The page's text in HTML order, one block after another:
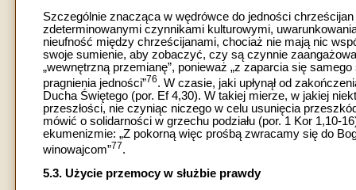
Szczególnie znacząca w wędrówce do jedności
zdeterminowanymi czynnikami kulturowymi,
nieufność między chrześcijanami, chociaż nie mają nic
swoje sumienie, aby zobaczyć, czy są czynnie
„wewnętrzną przemianę”, ponieważ „z zaparcia się
pragnienia jedności”76. W czasie, jaki upłynął od
Ducha Świętego (por. Ef 4,30). W takiej mierze, w jakiej
przeszłości, nie czyniąc niczego w celu usunięcia
mówić o solidarności w grzechu podziału (por. 1 Kor 1,10-
ekumenizmie: „Z pokorną więc prośbą zwracamy się do
winowajcom”77.
5.3. Użycie przemocy w służbie prawdy